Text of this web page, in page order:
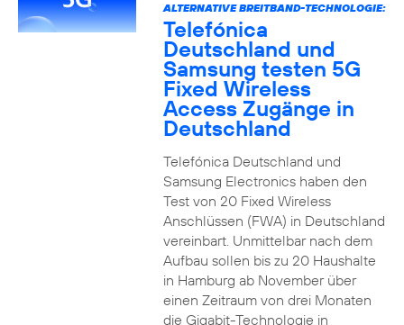
ALTERNATIVE BREITBAND-TECHNOLOGIE:
Telefónica
Deutschland und
Samsung testen 5G
Fixed Wireless
Access Zugänge in
Deutschland
Telefónica Deutschland und
Samsung Electronics haben den
Test von 20 Fixed Wireless
Anschlüssen (FWA) in Deutschland
vereinbart. Unmittelbar nach dem
Aufbau sollen bis zu 20 Haushalte
in Hamburg ab November über
einen Zeitraum von drei Monaten
die Gigabit-Technologie in